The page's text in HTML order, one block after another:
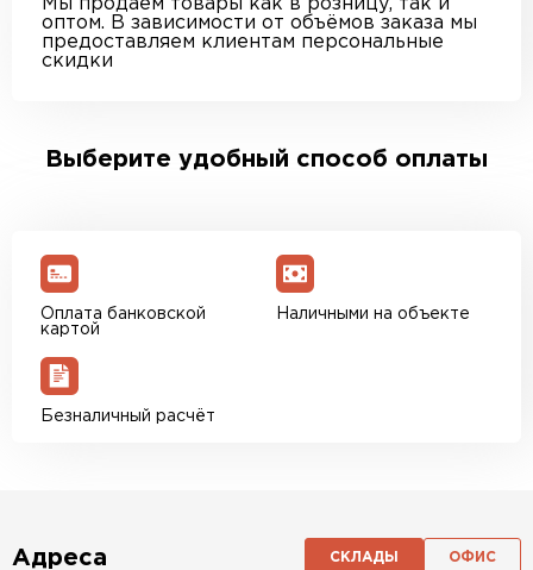
Мы продаём товары как в розницу, так и
оптом. В зависимости от объёмов заказа мы
предоставляем клиентам персональные
скидки
Выберите удобный способ оплаты
Оплата банковской
картой
Наличными на объекте
Безналичный расчёт
Адреса СКЛАДЫ ОФИС